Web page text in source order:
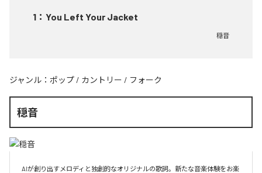
1 ： You Left Your Jacket
穏音
ジャンル： ポップ / カントリー / フォーク
穏音
AIが創り出すメロディと独創的なオリジナルの歌詞。新たな音楽体験をお楽